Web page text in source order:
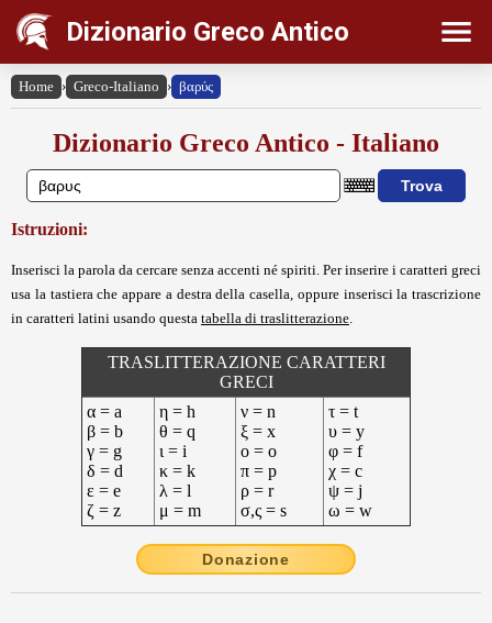
Dizionario Greco Antico
Home › Greco-Italiano › βαρύς
Dizionario Greco Antico - Italiano
Istruzioni:
Inserisci la parola da cercare senza accenti né spiriti. Per inserire i caratteri greci
usa la tastiera che appare a destra della casella, oppure inserisci la trascrizione
in caratteri latini usando questa tabella di traslitterazione
TRASLITTERAZIONE CARATTERI
GRECI
α = a
β = b
γ = g
δ = d
ε = e
ζ = z
η = h
θ = q
ι = i
κ = k
λ = l
μ = m
ν = n
ξ = x
ο = o
π = p
ρ = r
σ,ς = s
τ = t
υ = y
φ = f
χ = c
ψ = j
ω = w
Donazione